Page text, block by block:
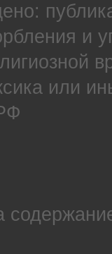
и
или